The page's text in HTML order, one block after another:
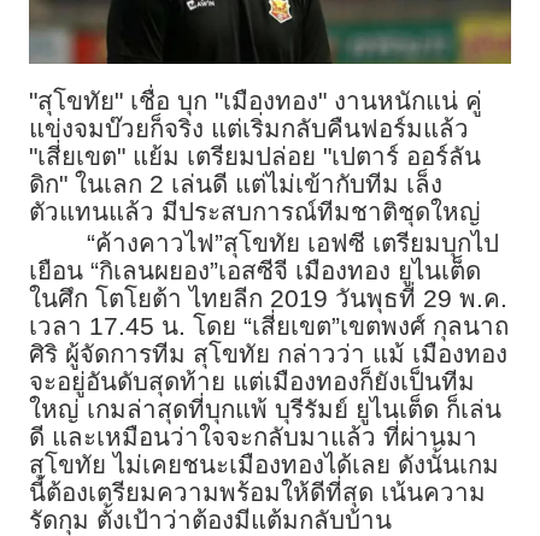
"สุโขทัย" เชื่อ บุก "เมืองทอง" งานหนักแน่ คู่
แข่งจมบ๊วยก็จริง แต่เริ่มกลับคืนฟอร์มแล้ว
"เสี่ยเขต" แย้ม เตรียมปล่อย "เปตาร์ ออร์ลัน
ดิก" ในเลก 2 เล่นดี แต่ไม่เข้ากับทีม เล็ง
ตัวแทนแล้ว มีประสบการณ์ทีมชาติชุดใหญ่
“ค้างคาวไฟ”สุโขทัย เอฟซี เตรียมบุกไป
เยือน “กิเลนผยอง”เอสซีจี เมืองทอง ยูไนเต็ด
ในศึก โตโยต้า ไทยลีก 2019 วันพุธที่ 29 พ.ค.
เวลา 17.45 น. โดย “เสี่ยเขต”เขตพงศ์ กุลนาถ
ศิริ ผู้จัดการทีม สุโขทัย กล่าวว่า แม้ เมืองทอง
จะอยู่อันดับสุดท้าย แต่เมืองทองก็ยังเป็นทีม
ใหญ่ เกมล่าสุดที่บุกแพ้ บุรีรัมย์ ยูไนเต็ด ก็เล่น
ดี และเหมือนว่าใจจะกลับมาแล้ว ที่ผ่านมา
สุโขทัย ไม่เคยชนะเมืองทองได้เลย ดังนั้นเกม
นี้ต้องเตรียมความพร้อมให้ดีที่สุด เน้นความ
รัดกุม ตั้งเป้าว่าต้องมีแต้มกลับบ้าน